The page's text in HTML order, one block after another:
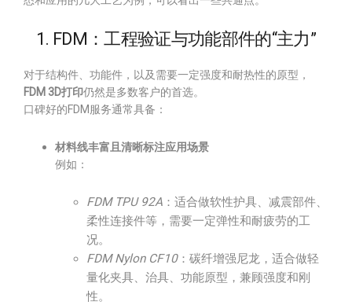
1. FDM：工程验证与功能部件的“主力”
对于结构件、功能件，以及需要一定强度和耐热性的原型，
FDM 3D打印仍然是多数客户的首选。
口碑好的FDM服务通常具备：
材料线丰富且清晰标注应用场景
例如：
FDM TPU 92A ：适合做软性护具、减震部件、
柔性连接件等，需要一定弹性和耐疲劳的工
况。
FDM Nylon CF10：碳纤增强尼龙，适合做轻
量化夹具、治具、功能原型，兼顾强度和刚
性。